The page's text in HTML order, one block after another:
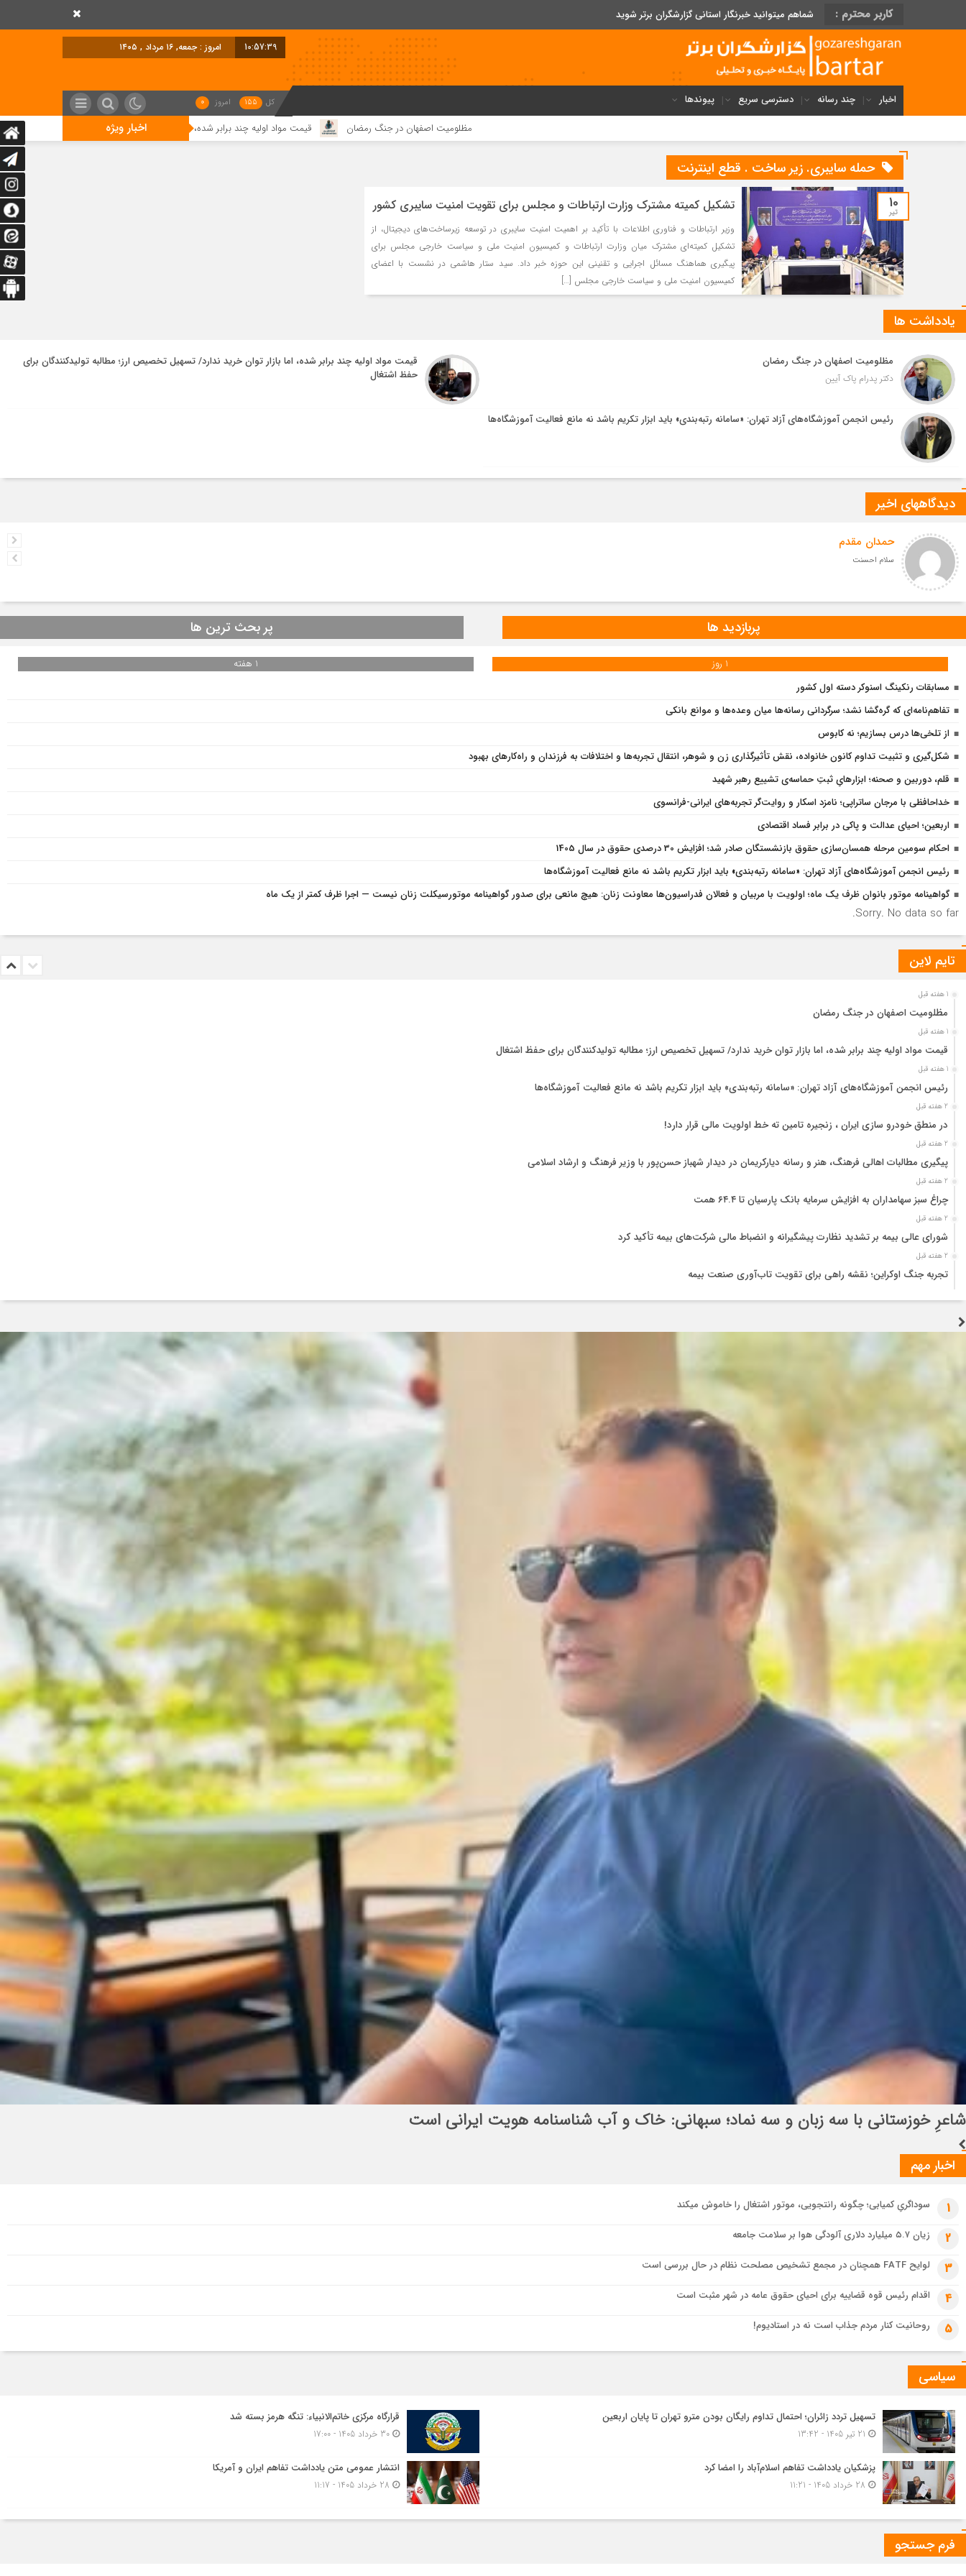
کاربر محترم : شماهم میتوانید خبرنگار استانی گزارشگران برتر شوید
10:57:41 برابر
اخبار چند رسانه دسترسی سریع پیوندها کل 155 امروز 0
اخبار ویژه
قیمت مواد اولیه چند برابر شده، اما بازار توان خرید ندارد/ تسهیل تخصیص ارز؛ مطالبه تولیدکنندگان برای حفظ اشتغال
حمله سایبری. زیر ساخت . قطع اینترنت
10
تیر تشکیل کمیته مشترک وزارت ارتباطات و مجلس برای تقویت امنیت سایبری کشور
وزیر ارتباطات و فناوری اطلاعات با تأکید بر اهمیت امنیت سایبری در توسعه زیرساخت‌های دیجیتال، از
تشکیل کمیته‌ای مشترک میان وزارت ارتباطات و کمیسیون امنیت ملی و سیاست خارجی مجلس برای
پیگیری هماهنگ مسائل اجرایی و تقنینی این حوزه خبر داد. سید ستار هاشمی در نشست با اعضای
کمیسیون امنیت ملی و سیاست خارجی مجلس […]
یادداشت ها
مظلومیت اصفهان در جنگ رمضان
دکتر پدرام پاک آیین
قیمت مواد اولیه چند برابر شده، اما بازار توان خرید ندارد/ تسهیل تخصیص ارز؛ مطالبه تولیدکنندگان برای
حفظ اشتغال
رئیس انجمن آموزشگاه‌های آزاد تهران: «سامانه رتبه‌بندی» باید ابزار تکریم باشد نه مانع فعالیت آموزشگاه‌ها
دیدگاههای اخیر
حمدان مقدم
سلام احسنت
پربازدید ها پر بحث ترین ها
1 روز
1 هفته
مسابقات رنکینگ اسنوکر دسته اول کشور
تفاهم‌نامه‌ای که گره‌گشا نشد؛ سرگردانی رسانه‌ها میان وعده‌ها و موانع بانکی
از تلخی‌ها درس بسازیم؛ نه کابوس
شکل‌گیری و تثبیت تداوم کانون خانواده، نقش تأثیرگذاری زن و شوهر، انتقال تجربه‌ها و اختلافات به فرزندان و راه‌کارهای بهبود
قلم، دوربین و صحنه؛ ابزارهایِ ثبتِ حماسه‌ی تشییع رهبر شهید
خداحافظی با مرجان ساتراپی؛ نامزد اسکار و روایت‌گر تجربه‌های ایرانی-فرانسوی
اربعین؛ احیای عدالت و پاکی در برابر فساد اقتصادی
احکام سومین مرحله همسان‌سازی حقوق بازنشستگان صادر شد؛ افزایش 30 درصدی حقوق در سال 1405
رئیس انجمن آموزشگاه‌های آزاد تهران: «سامانه رتبه‌بندی» باید ابزار تکریم باشد نه مانع فعالیت آموزشگاه‌ها
گواهینامه موتور بانوان ظرف یک ماه؛ اولویت با مربیان و فعالان فدراسیون‌ها معاونت زنان: هیچ مانعی برای صدور گواهینامه موتورسیکلت زنان نیست — اجرا ظرف کمتر از یک ماه
Sorry. No data so far.
تایم لاین
1 هفته قبل
مظلومیت اصفهان در جنگ رمضان
1 هفته قبل
قیمت مواد اولیه چند برابر شده، اما بازار توان خرید ندارد/ تسهیل تخصیص ارز؛ مطالبه تولیدکنندگان برای حفظ اشتغال
1 هفته قبل
رئیس انجمن آموزشگاه‌های آزاد تهران: «سامانه رتبه‌بندی» باید ابزار تکریم باشد نه مانع فعالیت آموزشگاه‌ها
2 هفته قبل
در منطق خودرو سازی ایران ، زنجیره تامین ته خط اولویت مالی قرار دارد!
2 هفته قبل
پیگیری مطالبات اهالی فرهنگ، هنر و رسانه دیارکریمان در دیدار شهباز حسن‌پور با وزیر فرهنگ و ارشاد اسلامی
2 هفته قبل
چراغ سبز سهامداران به افزایش سرمایه بانک پارسیان تا ۶۴.۴ همت
2 هفته قبل
شورای عالی بیمه بر تشدید نظارت پیشگیرانه و انضباط مالی شرکت‌های بیمه تأکید کرد
2 هفته قبل
تجربه جنگ اوکراین؛ نقشه راهی برای تقویت تاب‌آوری صنعت بیمه
2 هفته قبل
سوداگریِ کمیابی؛ چگونه رانتجویی، موتور اشتغال را خاموش میکند
سرمایه‌گذاری، نقدینگی، فناوری و نیروی انسانی؛ چهار بحران همزمان صنعت خودرو
3 هفته قبل
تسهیل تردد زائران؛ احتمال تداوم رایگان بودن مترو تهران تا پایان اربعین
شاعرِ خوزستانی با سه زبان و سه نماد؛ سبهانی: خاک و آب شناسنامه هویت ایرانی است
انتصاب راهبردی در قرارگاه بین‌المللی سازندگی اباصالح المهدی (عج)
اخبار مهم
1 سوداگریِ کمیابی؛ چگونه رانتجویی، موتور اشتغال را خاموش میکند
2 زیان ۵.۷ میلیارد دلاری آلودگی هوا بر سلامت جامعه
3 لوایح FATF همچنان در مجمع تشخیص مصلحت نظام در حال بررسی است
4 اقدام رئیس قوه قضاییه برای احیای حقوق عامه در شهر مثبت است
5 روحانیت کنار مردم جذاب است نه در استادیوم!
سیاسی
تسهیل تردد زائران؛ احتمال تداوم رایگان بودن مترو تهران تا پایان اربعین
21 تیر 1405 - 13:42
قرارگاه مرکزی خاتم‌الانبیاء: تنگه هرمز بسته شد
30 خرداد 1405 - 17:00
پزشکیان یادداشت تفاهم اسلام‌آباد را امضا کرد
28 خرداد 1405 - 11:21
انتشار عمومی متن یادداشت تفاهم ایران و آمریکا
28 خرداد 1405 - 11:17
فرم جستجو